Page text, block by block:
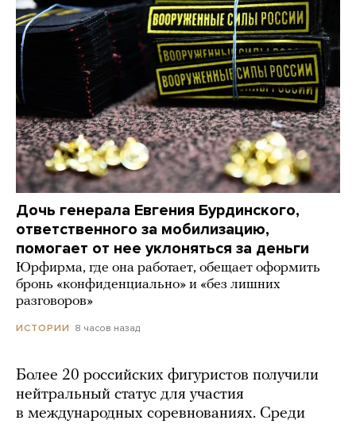
Дочь генерала Евгения Бурдинского,
ответственного за мобилизацию,
помогает от нее уклоняться за деньги
Юрфирма, где она работает, обещает оформить
бронь «конфиденциально» и «без лишних
разговоров»
ИСТОРИИ 8 часов назад
Более 20 российских фигуристов получили
нейтральный статус для участия
в международных соревнованиях. Среди